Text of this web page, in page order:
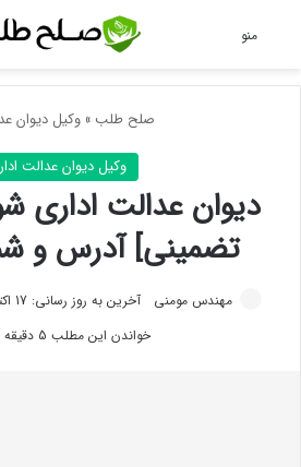
منو
صلح طلب » وکیل دیوان
وکیل دیوان عدالت
دیوان عدالت
تضمینی] آدرس و
مهندس مومنی آخرین به روز رسانی: 17 اکتبر 2025
خواندن این مطلب 5 دقیقه زمان میبرد